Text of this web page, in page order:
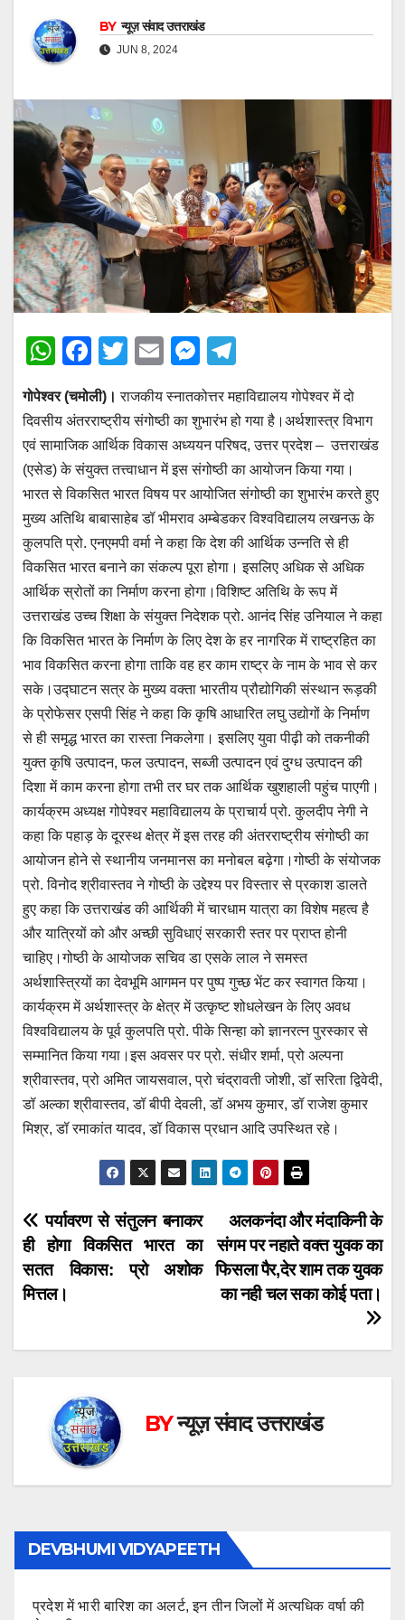
BY न्यूज़ संवाद उत्तराखंड
JUN 8, 2024
W
at
s
A
p
p
F
a
c
e
b
o
o
k
T
tt
er
E
ail
M
e
ss
e
n
g
er
e
gr
a
m
गोपेश्वर (चमोली)। राजकीय स्नातकोत्तर महाविद्यालय गोपेश्वर में दो
दिवसीय अंतरराष्ट्रीय संगोष्ठी का शुभारंभ हो गया है।अर्थशास्त्र विभाग
एवं सामाजिक आर्थिक विकास अध्ययन परिषद, उत्तर प्रदेश – उत्तराखंड
(एसेड) के संयुक्त तत्त्वाधान में इस संगोष्ठी का आयोजन किया गया।
भारत से विकसित भारत विषय पर आयोजित संगोष्ठी का शुभारंभ करते हुए
मुख्य अतिथि बाबासाहेब डॉ भीमराव अम्बेडकर विश्वविद्यालय लखनऊ के
कुलपति प्रो. एनएमपी वर्मा ने कहा कि देश की आर्थिक उन्नति से ही
विकसित भारत बनाने का संकल्प पूरा होगा। इसलिए अधिक से अधिक
आर्थिक स्रोतों का निर्माण करना होगा।विशिष्ट अतिथि के रूप में
उत्तराखंड उच्च शिक्षा के संयुक्त निदेशक प्रो. आनंद सिंह उनियाल ने कहा
कि विकसित भारत के निर्माण के लिए देश के हर नागरिक में राष्ट्रहित का
भाव विकसित करना होगा ताकि वह हर काम राष्ट्र के नाम के भाव से कर
सके।उद्घाटन सत्र के मुख्य वक्ता भारतीय प्रौद्योगिकी संस्थान रूड़की
के प्रोफेसर एसपी सिंह ने कहा कि कृषि आधारित लघु उद्योगों के निर्माण
से ही समृद्ध भारत का रास्ता निकलेगा। इसलिए युवा पीढ़ी को तकनीकी
युक्त कृषि उत्पादन, फल उत्पादन, सब्जी उत्पादन एवं दुग्ध उत्पादन की
दिशा में काम करना होगा तभी तर घर तक आर्थिक खुशहाली पहुंच पाएगी।
कार्यक्रम अध्यक्ष गोपेश्वर महाविद्यालय के प्राचार्य प्रो. कुलदीप नेगी ने
कहा कि पहाड़ के दूरस्थ क्षेत्र में इस तरह की अंतरराष्ट्रीय संगोष्ठी का
आयोजन होने से स्थानीय जनमानस का मनोबल बढ़ेगा।गोष्ठी के संयोजक
प्रो. विनोद श्रीवास्तव ने गोष्ठी के उद्देश्य पर विस्तार से प्रकाश डालते
हुए कहा कि उत्तराखंड की आर्थिकी में चारधाम यात्रा का विशेष महत्व है
और यात्रियों को और अच्छी सुविधाएं सरकारी स्तर पर प्राप्त होनी
चाहिए।गोष्ठी के आयोजक सचिव डा एसके लाल ने समस्त
अर्थशास्त्रियों का देवभूमि आगमन पर पुष्प गुच्छ भेंट कर स्वागत किया।
कार्यक्रम में अर्थशास्त्र के क्षेत्र में उत्कृष्ट शोधलेखन के लिए अवध
विश्वविद्यालय के पूर्व कुलपति प्रो. पीके सिन्हा को ज्ञानरत्न पुरस्कार से
सम्मानित किया गया।इस अवसर पर प्रो. संधीर शर्मा, प्रो अल्पना
श्रीवास्तव, प्रो अमित जायसवाल, प्रो चंद्रावती जोशी, डॉ सरिता द्विवेदी,
डॉ अल्का श्रीवास्तव, डॉ बीपी देवली, डॉ अभय कुमार, डॉ राजेश कुमार
मिश्र, डॉ रमाकांत यादव, डॉ विकास प्रधान आदि उपस्थित रहे।
Post
navigation
अलकनंदा और मंदाकिनी के
संगम पर नहाते वक्त युवक का
फिसला पैर,देर शाम तक युवक
का नही चल सका कोई पता।
पर्यावरण से संतुलन बनाकर
ही होगा विकसित भारत का
सतत विकास: प्रो अशोक
मित्तल।
BYन्यूज़ संवाद उत्तराखंड
DEVBHUMI VIDYAPEETH
प्रदेश में भारी बारिश का अलर्ट, इन तीन जिलों में अत्यधिक वर्षा की